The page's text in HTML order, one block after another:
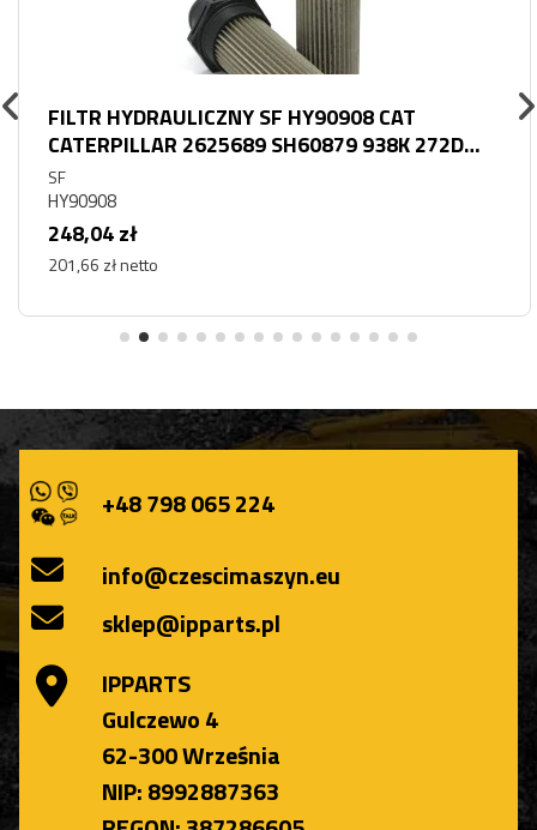
FILTR HYDRAULICZNY SF HY90908 CAT
CATERPILLAR 2625689 SH60879 938K 272D
928
SF
HY90908
248,04 zł
201,66 zł netto
+48 798 065 224
info@czescimaszyn.eu
sklep@ipparts.pl
IPPARTS
Gulczewo 4
62-300 Września
NIP: 8992887363